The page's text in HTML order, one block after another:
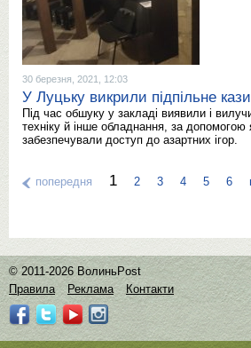
30 березня, 2021, 12:03
У Луцьку викрили підпільне
Під час обшуку у закладі виявили і
техніку й інше обладнання, за допомогою
забезпечували доступ до азартних ігор.
попередня 1 2 3 4 5 6
© 2011-2026 ВолиньPost
Правила
Реклама Контакти